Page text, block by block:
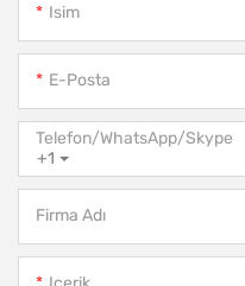
Isim
E-Posta
+1
Telefon/WhatsApp/Skype
Firma Adı